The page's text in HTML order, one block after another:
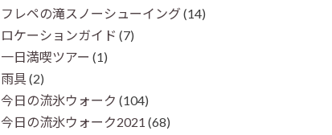
フレペの滝スノーシューイング(14)
ロケーションガイド (7)
一日満喫ツアー (1)
雨具(2)
今日の流氷ウォーク (104)
今日の流氷ウォーク2021 (68)